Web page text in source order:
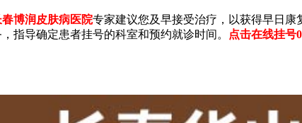
春博润皮肤病医院专家建议您及早接受治疗，以获得早日
指导确定患者挂号的科室和预约就诊时间。
点击在线挂号